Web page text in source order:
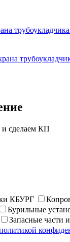
и сделаем КП
КБУРГ
Бурильные
Запасные части